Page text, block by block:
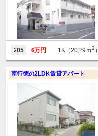
205 6万円 1K（20.29ｍ2 ）
南行徳の2LDK賃貸アパート